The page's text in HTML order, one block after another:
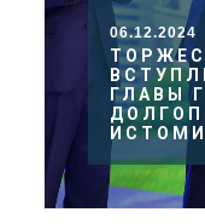
06.12.2024
ГЛАВЫ